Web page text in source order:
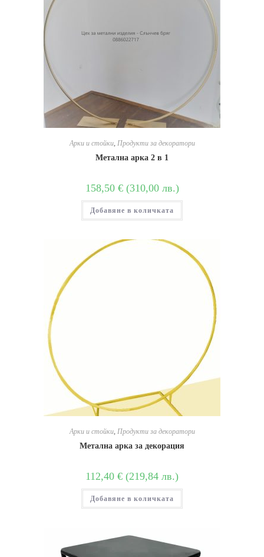
Арки и стойки, Продукти за декоратори
Метална арка 2 в 1
158,50 € (310,00 лв.)
Добавяне в количката
Арки и стойки, Продукти за декоратори
Метална арка за декорация
112,40 € (219,84 лв.)
Добавяне в количката